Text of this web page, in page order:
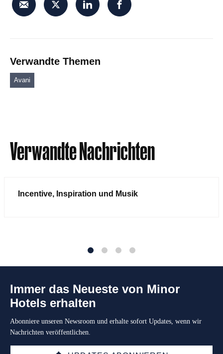
Verwandte Themen
Avani
Verwandte Nachrichten
Incentive, Inspiration und Musik
Immer das Neueste von Minor
Hotels erhalten
Abonniere unseren Newsroom und erhalte sofort Updates, wenn wir
Nachrichten veröffentlichen.